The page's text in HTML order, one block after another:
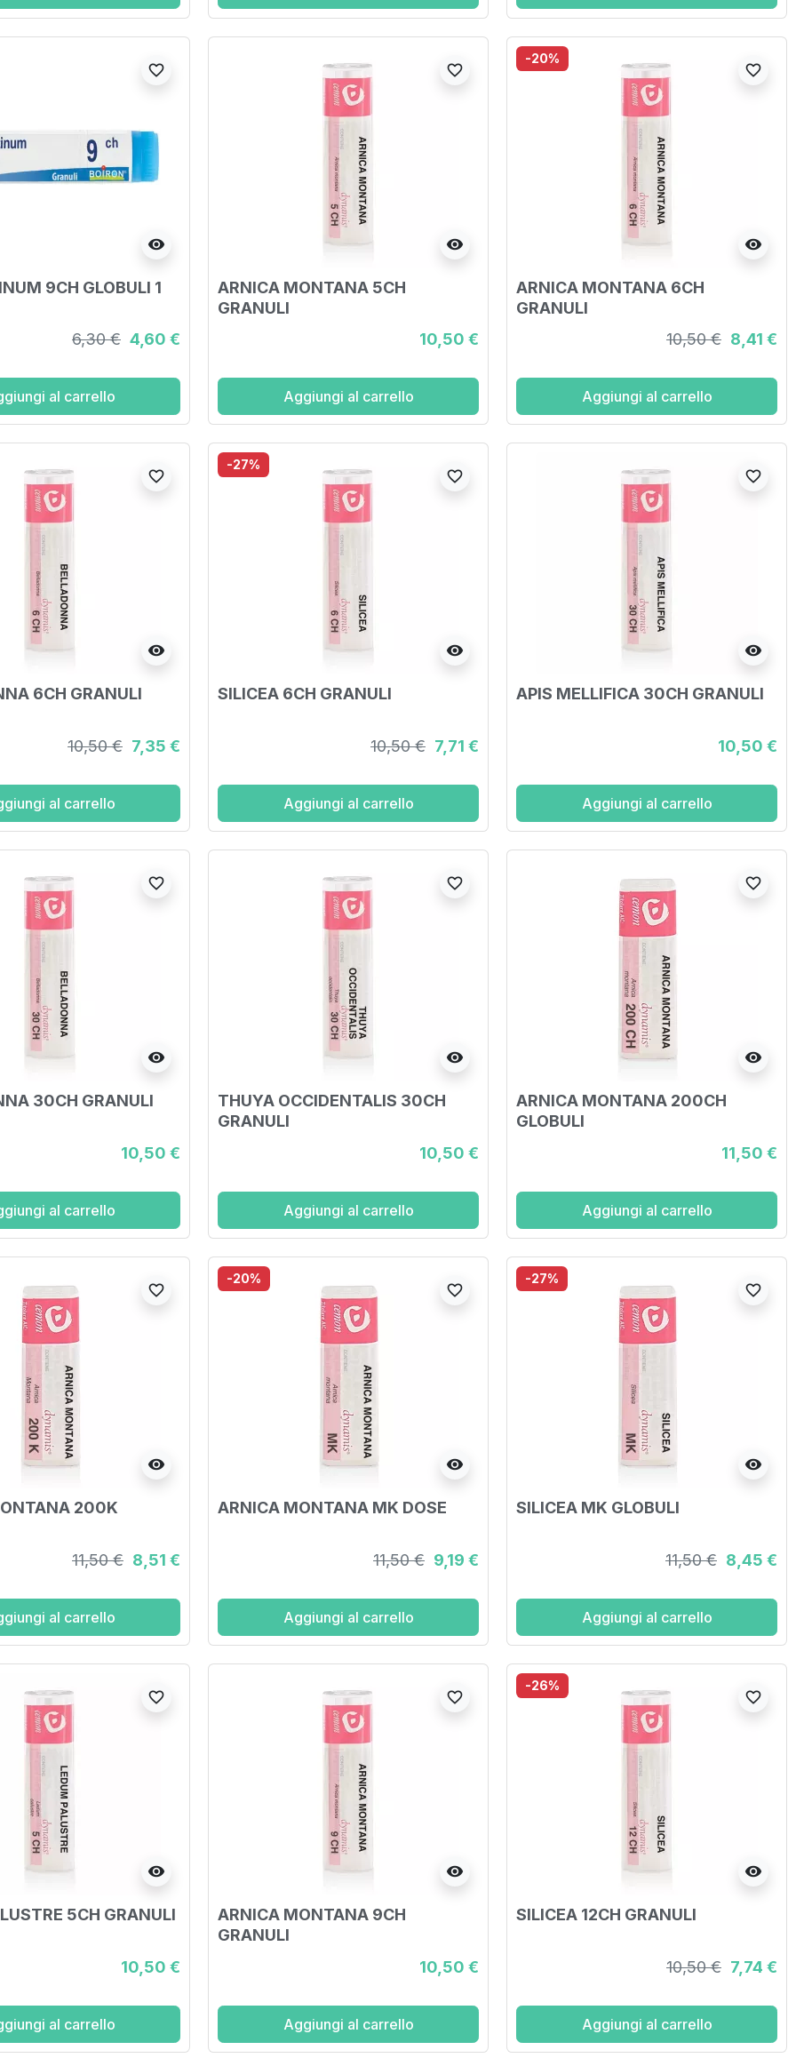
visibility
favorite_border
9CH GLOBULI 1
6,30 € 4,60 €
al carrello
visibility
favorite_border
ARNICA MONTANA 5CH
GRANULI
10,50 €
Aggiungi al carrello
-20%
visibility
favorite_border
ARNICA MONTANA 6CH
GRANULI
10,50 € 8,41 €
Aggiungi al carrello
visibility
favorite_border
6CH GRANULI
10,50 € 7,35 €
al carrello
-27%
visibility
favorite_border
SILICEA 6CH GRANULI
10,50 € 7,71 €
Aggiungi al carrello
visibility
favorite_border
APIS MELLIFICA 30CH GRANULI
10,50 €
Aggiungi al carrello
visibility
favorite_border
30CH GRANULI
10,50 €
al carrello
visibility
favorite_border
THUYA OCCIDENTALIS 30CH
GRANULI
10,50 €
Aggiungi al carrello
visibility
favorite_border
ARNICA MONTANA 200CH
GLOBULI
11,50 €
Aggiungi al carrello
visibility
favorite_border
200K
11,50 € 8,51 €
al carrello
-20%
visibility
favorite_border
ARNICA MONTANA MK DOSE
11,50 € 9,19 €
Aggiungi al carrello
-27%
visibility
favorite_border
SILICEA MK GLOBULI
11,50 € 8,45 €
Aggiungi al carrello
visibility
favorite_border
5CH GRANULI
10,50 €
al carrello
visibility
favorite_border
ARNICA MONTANA 9CH
GRANULI
10,50 €
Aggiungi al carrello
-26%
visibility
favorite_border
SILICEA 12CH GRANULI
10,50 € 7,74 €
Aggiungi al carrello